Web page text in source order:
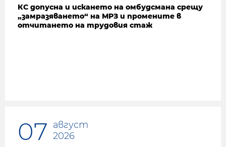
КС допусна и искането на омбудсмана срещу
„замразяването“ на МРЗ и промените в
отчитането на трудовия стаж
07 август
2026